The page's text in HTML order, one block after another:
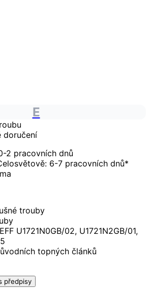
E
doručení
2 pracovních dnů
6-7 pracovních dnů*
trouby
U1721N0GB/02, U1721N2GB/01,
topných článků
předpisy